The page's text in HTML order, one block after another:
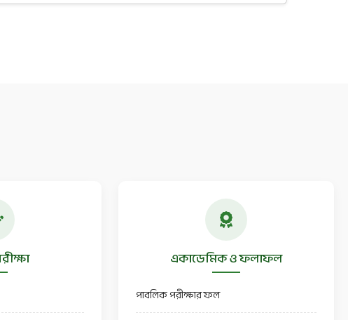
একাডেমিক ও ফলাফল
পাবলিক পরীক্ষার ফল